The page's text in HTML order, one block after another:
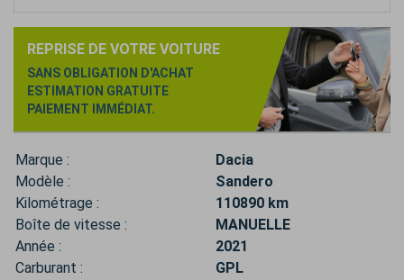
REPRISE DE VOTRE VOITURE
SANS OBLIGATION D'ACHAT
ESTIMATION GRATUITE
PAIEMENT IMMÉDIAT.
Marque :
Dacia
Modèle :
Sandero
Kilométrage :
110890 km
Boîte de vitesse :
MANUELLE
Année :
2021
Carburant :
GPL